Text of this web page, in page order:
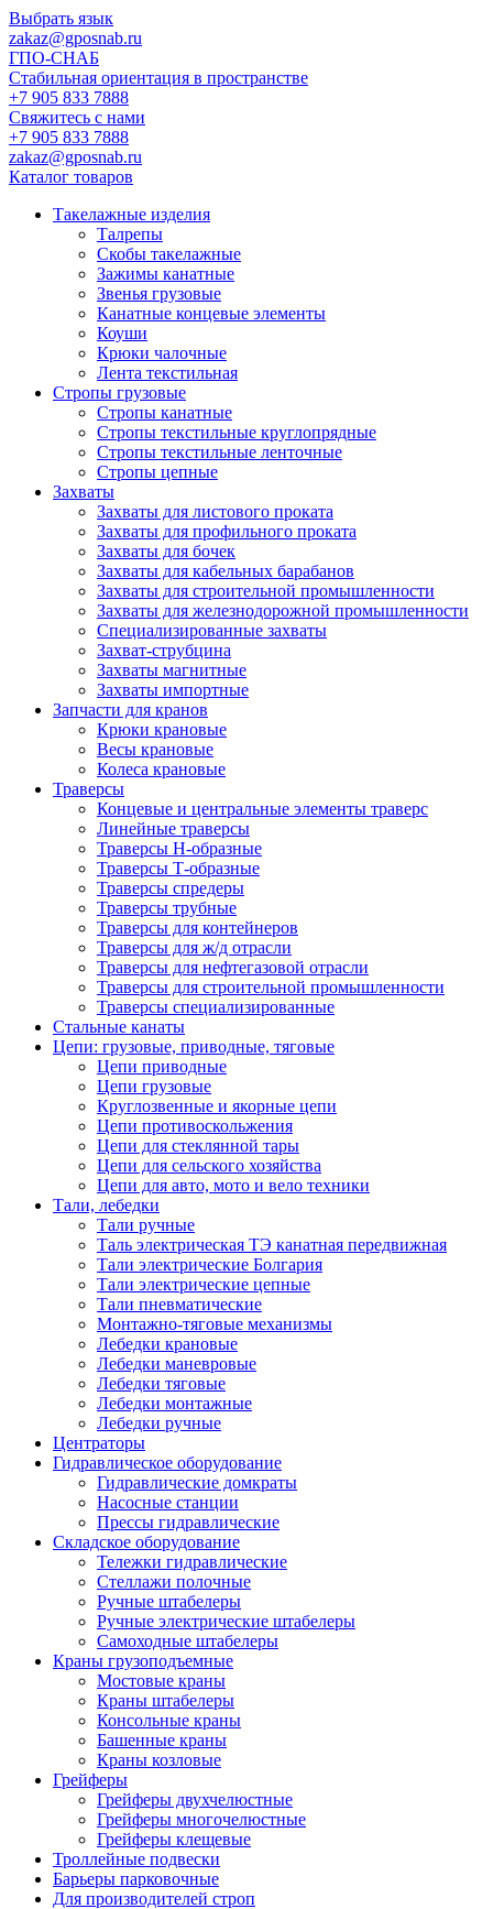
Выбрать язык
zakaz@gposnab.ru
ГПО-СНАБ
Стабильная ориентация в пространстве
+7 905 833 7888
Свяжитесь с нами
+7 905 833 7888
zakaz@gposnab.ru
Каталог товаров
Такелажные изделия
Талрепы
Скобы такелажные
Зажимы канатные
Звенья грузовые
Канатные концевые элементы
Коуши
Крюки чалочные
Лента текстильная
Стропы грузовые
Стропы канатные
Стропы текстильные круглопрядные
Стропы текстильные ленточные
Стропы цепные
Захваты
Захваты для листового проката
Захваты для профильного проката
Захваты для бочек
Захваты для кабельных барабанов
Захваты для строительной промышленности
Захваты для железнодорожной промышленности
Специализированные захваты
Захват-струбцина
Захваты магнитные
Захваты импортные
Запчасти для кранов
Крюки крановые
Весы крановые
Колеса крановые
Траверсы
Концевые и центральные элементы траверс
Линейные траверсы
Траверсы Н-образные
Траверсы Т-образные
Траверсы спредеры
Траверсы трубные
Траверсы для контейнеров
Траверсы для ж/д отрасли
Траверсы для нефтегазовой отрасли
Траверсы для строительной промышленности
Траверсы специализированные
Стальные канаты
Цепи: грузовые, приводные, тяговые
Цепи приводные
Цепи грузовые
Круглозвенные и якорные цепи
Цепи противоскольжения
Цепи для стеклянной тары
Цепи для сельского хозяйства
Цепи для авто, мото и вело техники
Тали, лебедки
Тали ручные
Таль электрическая ТЭ канатная передвижная
Тали электрические Болгария
Тали электрические цепные
Тали пневматические
Монтажно-тяговые механизмы
Лебедки крановые
Лебедки маневровые
Лебедки тяговые
Лебедки монтажные
Лебедки ручные
Центраторы
Гидравлическое оборудование
Гидравлические домкраты
Насосные станции
Прессы гидравлические
Складское оборудование
Тележки гидравлические
Cтеллажи полочные
Ручные штабелеры
Ручные электрические штабелеры
Самоходные штабелеры
Краны грузоподъемные
Мостовые краны
Краны штабелеры
Консольные краны
Башенные краны
Краны козловые
Грейферы
Грейферы двухчелюстные
Грейферы многочелюстные
Грейферы клещевые
Троллейные подвески
Барьеры парковочные
Для производителей строп